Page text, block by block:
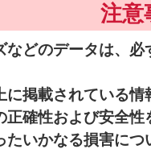
注意
などのデータは、
に掲載されている
正確性および安全
たいかなる損害に